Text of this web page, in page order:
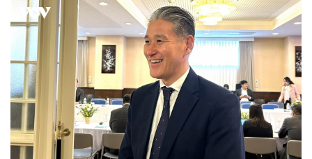
Thế giới
Quan sát
Cuộc sống đó đây
Hồ sơ
Multimedia
Video
Ảnh
E-Magazine
Infographic